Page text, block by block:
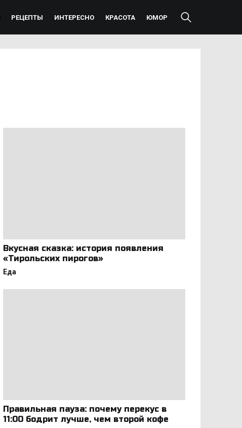
РЕЦЕПТЫ ИНТЕРЕСНО КРАСОТА ЮМОР
Вкусная сказка: история появления
«Тирольских пирогов»
Еда
Правильная пауза: почему перекус в
11:00 бодрит лучше, чем второй кофе